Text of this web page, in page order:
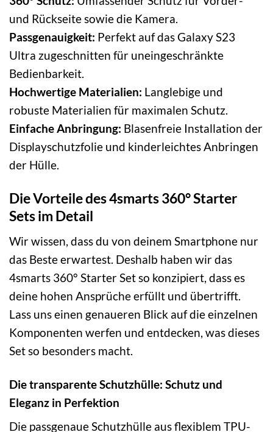
und Rückseite sowie die Kamera.
Passgenauigkeit: Perfekt auf das Galaxy S23
Ultra zugeschnitten für uneingeschränkte
Bedienbarkeit.
Hochwertige Materialien: Langlebige und
robuste Materialien für maximalen Schutz.
Einfache Anbringung: Blasenfreie Installation der
Displayschutzfolie und kinderleichtes Anbringen
der Hülle.
Die Vorteile des 4smarts 360° Starter
Sets im Detail
Wir wissen, dass du von deinem Smartphone nur
das Beste erwartest. Deshalb haben wir das
4smarts 360° Starter Set so konzipiert, dass es
deine hohen Ansprüche erfüllt und übertrifft.
Lass uns einen genaueren Blick auf die einzelnen
Komponenten werfen und entdecken, was dieses
Set so besonders macht.
Die transparente Schutzhülle: Schutz und
Eleganz in Perfektion
Die passgenaue Schutzhülle aus flexiblem TPU-